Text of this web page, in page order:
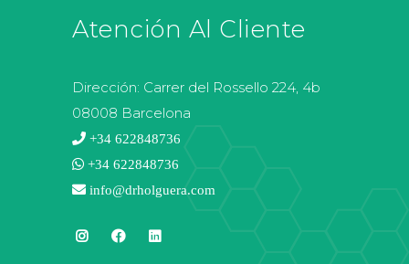
Atención Al Cliente
Dirección: Carrer del Rossello 224, 4b
08008 Barcelona
+34 622848736
+34 622848736
info@drholguera.com